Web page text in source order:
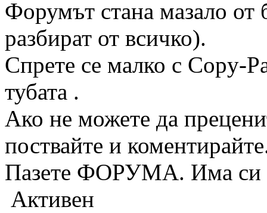
Форумът стана мазало
разбират от всичко).
Спрете се малко с Copy-
тубата .
Ако не можете да
поствайте и
Пазете ФОРУМА. Има си
Активен